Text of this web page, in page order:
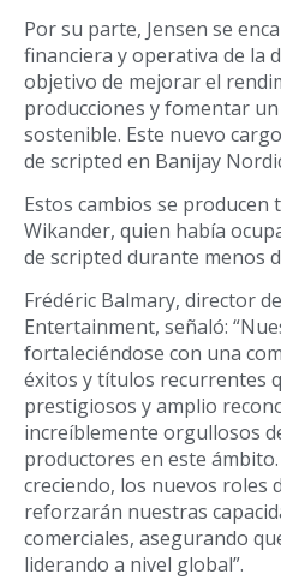
Por su parte, Jensen se
financiera y operativa de la
objetivo de mejorar el
producciones y fomentar
sostenible. Este nuevo
de scripted en Banijay
Estos cambios se producen
Wikander, quien había
de scripted durante menos
Frédéric Balmary, director
Entertainment, señaló:
fortaleciéndose con una
éxitos y títulos recurrentes
prestigiosos y amplio
increíblemente orgullosos
productores en este
creciendo, los nuevos roles
reforzarán nuestras
comerciales, asegurando
liderando a nivel global”.